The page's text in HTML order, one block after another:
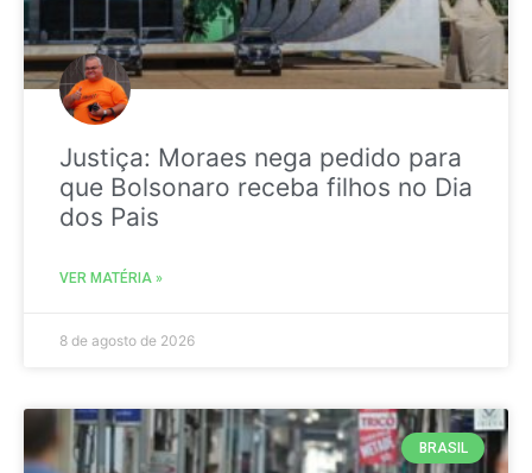
Justiça: Moraes nega pedido para
que Bolsonaro receba filhos no Dia
dos Pais
VER MATÉRIA »
8 de agosto de 2026
BRASIL